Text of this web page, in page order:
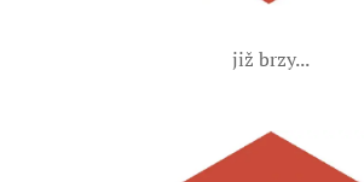
již brzy...